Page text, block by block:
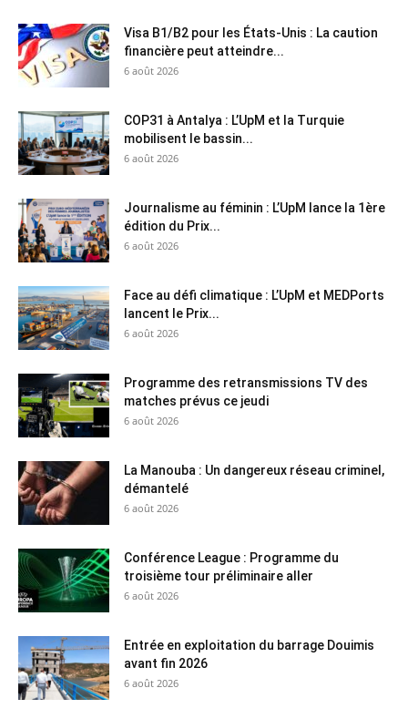
Visa B1/B2 pour les États-Unis : La caution
financière peut atteindre...
6 août 2026
COP31 à Antalya : L’UpM et la Turquie
mobilisent le bassin...
6 août 2026
Journalisme au féminin : L’UpM lance la 1ère
édition du Prix...
6 août 2026
Face au défi climatique : L’UpM et MEDPorts
lancent le Prix...
6 août 2026
Programme des retransmissions TV des
matches prévus ce jeudi
6 août 2026
La Manouba : Un dangereux réseau criminel,
démantelé
6 août 2026
Conférence League : Programme du
troisième tour préliminaire aller
6 août 2026
Entrée en exploitation du barrage Douimis
avant fin 2026
6 août 2026